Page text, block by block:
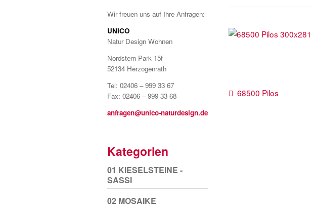
Beitragsnavigation
Vorheriger
68500 Pilos
Wir freuen uns auf Ihre Anfragen:
UNICO
Natur Design Wohnen
Nordstern-Park 15f
52134 Herzogenrath
Tel: 02406 – 999 33 67
Fax: 02406 – 999 33 68
anfragen@unico-naturdesign.de
Kategorien
01 KIESELSTEINE -
SASSI
02 MOSAIKE